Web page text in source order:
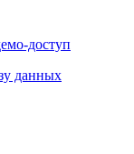
доступ
данных